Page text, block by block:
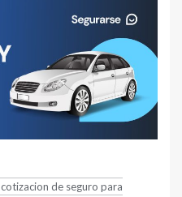
cotizacion de seguro para